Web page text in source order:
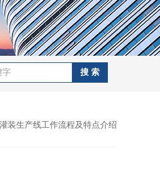
装生产线工作流程及特点介绍